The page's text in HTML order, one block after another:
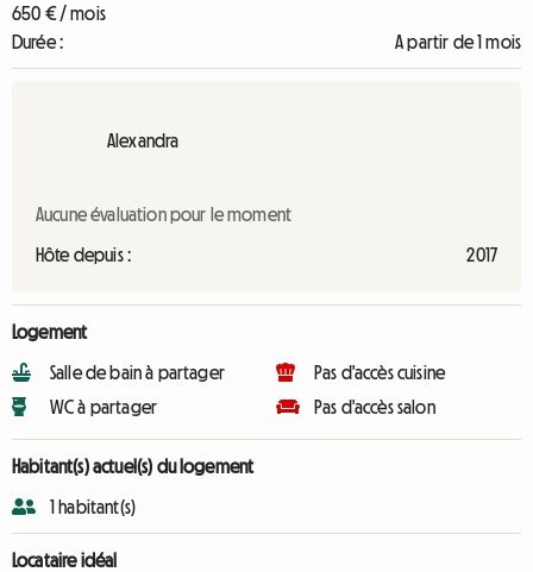
650 € / mois
Durée :
A partir de 1 mois
Alexandra
Aucune évaluation pour le moment
Hôte depuis : 2017
Logement
Salle de bain à partager
WC à partager
Pas d'accès cuisine
Pas d'accès salon
Habitant(s) actuel(s) du logement
1 habitant(s)
Locataire idéal